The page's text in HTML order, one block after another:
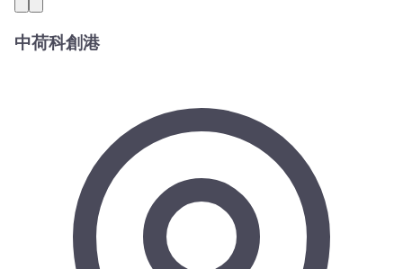
中荷科創港